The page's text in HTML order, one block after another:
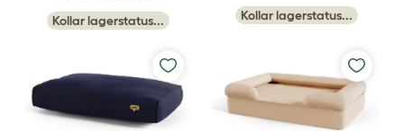
Kollar lagerstatus... Kollar lagerstatus...